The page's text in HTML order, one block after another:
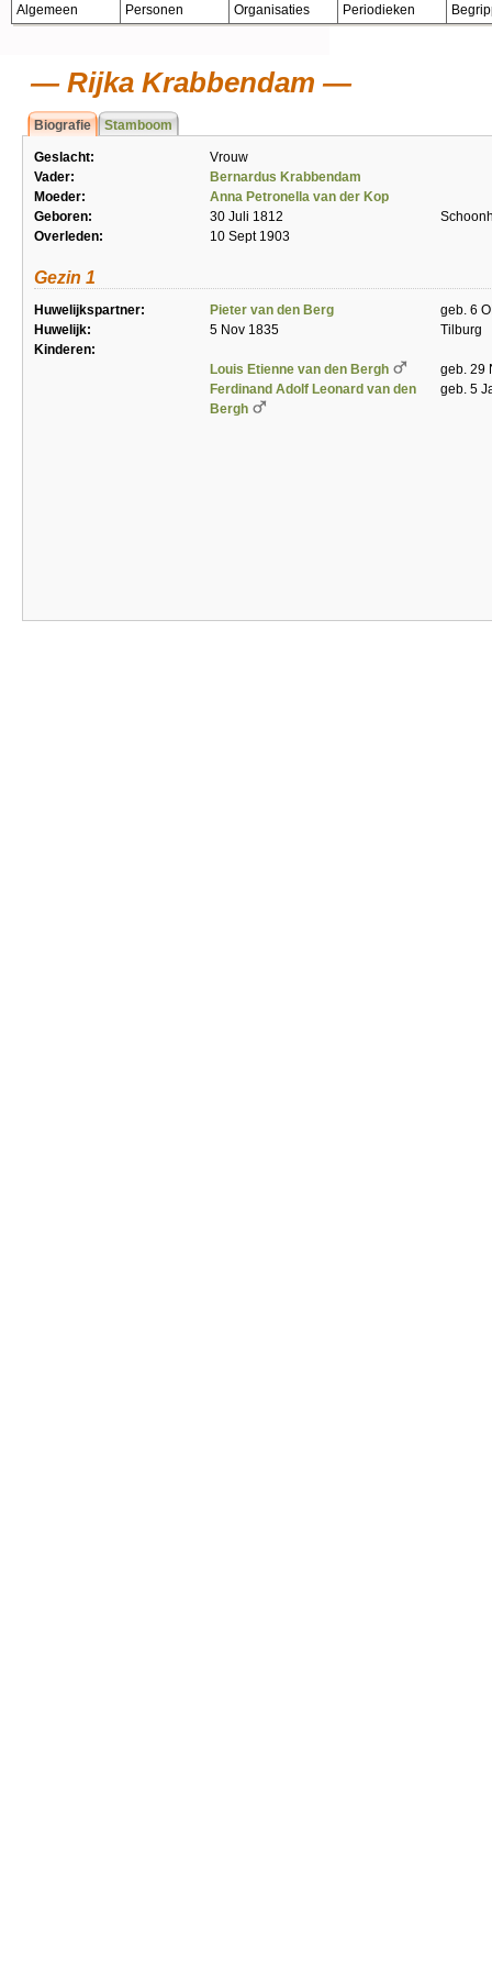
Algemeen Personen Organisaties Periodieken
Rijka Krabbendam
Biografie Stamboom
Geslacht:
Vrouw
Vader:
Bernardus Krabbendam
Moeder:
Anna Petronella van der Kop
Geboren:
30 Juli 1812
Overleden:
10 Sept 1903
Gezin 1
Huwelijkspartner: Pieter van den Berg
geb. 6
Huwelijk:
5 Nov 1835
Tilburg
Kinderen:
Louis Etienne van den Bergh
geb. 29
Ferdinand Adolf Leonard van den
Bergh
geb. 5